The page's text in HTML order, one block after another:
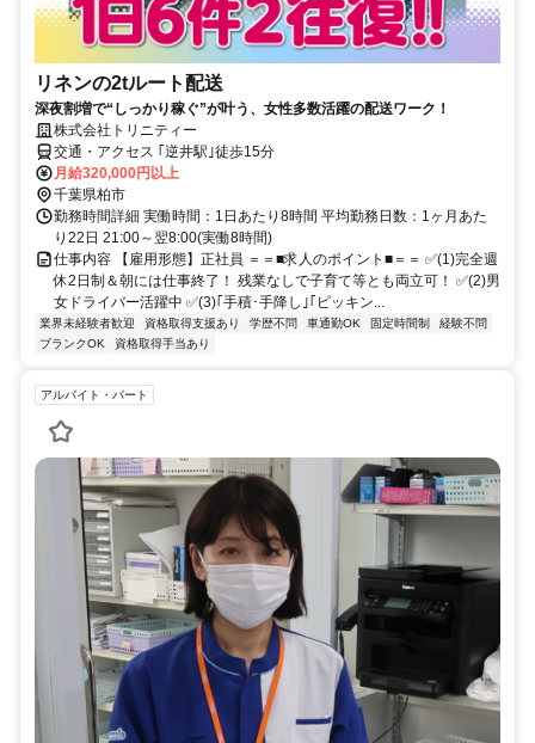
リネンの2tルート配送
深夜割増で“しっかり稼ぐ”が叶う、女性多数活躍の配送ワーク！
株式会社トリニティー
交通・アクセス ｢逆井駅｣徒歩15分
月給320,000円以上
千葉県柏市
勤務時間詳細 実働時間：1日あたり8時間 平均勤務日数：1ヶ月あた
り22日 21:00～翌8:00(実働8時間)
仕事内容 【雇用形態】正社員 ＝＝■求人のポイント■＝＝ ✅(1)完全週
休2日制＆朝には仕事終了！ 残業なしで子育て等とも両立可！ ✅(2)男
女ドライバー活躍中 ✅(3)｢手積･手降し｣｢ピッキン...
業界未経験者歓迎 資格取得支援あり 学歴不問 車通勤OK 固定時間制
経験不問
ブランクOK
資格取得手当あり
アルバイト・パート